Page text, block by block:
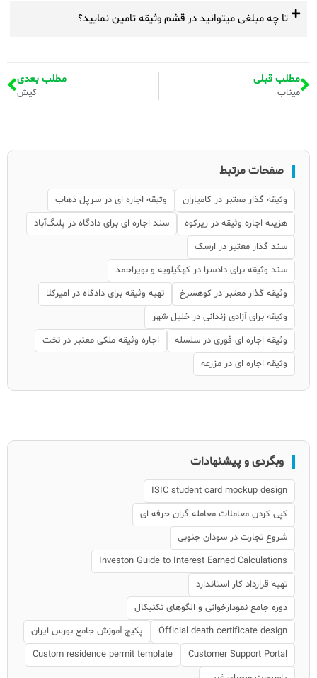
تا چه مبلغی میتوانید در قشم وثیقه تامین نمایید؟
مطلب قبلی
میناب
مطلب بعدی
کیش
صفحات مرتبط
وثیقه گذار معتبر در کامیاران
وثیقه اجاره ای در سرپل ذهاب
هزینه اجاره وثیقه در زیرکوه
سند اجاره ای برای دادگاه در پلنگ‌آباد
سند گذار معتبر در ارسک
سند وثیقه برای دادسرا در کهگیلویه و بویراحمد
وثیقه گذار معتبر در کوهسرخ
تهیه وثیقه برای دادگاه در امیرکلا
وثیقه برای آزادی زندانی در خلیل شهر
وثیقه اجاره ای فوری در سلسله
اجاره وثیقه ملکی معتبر در تخت
وثیقه اجاره ای در مزرعه
وبگردی و پیشنهادات
ISIC student card mockup design
کپی کردن معاملات معامله گران حرفه ای
شروع تجارت در سودان جنوبی
Investon Guide to Interest Earned Calculations
تهیه قرارداد کار استاندارد
دوره جامع نمودارخوانی و الگوهای تکنیکال
Official death certificate design
پکیج آموزش جامع بورس ایران
Customer Support Portal
Custom residence permit template